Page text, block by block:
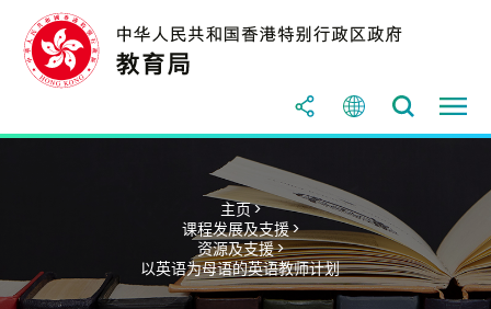
主页 >
课程发展及支援 >
资源及支援 >
以英语为母语的英语教师计划